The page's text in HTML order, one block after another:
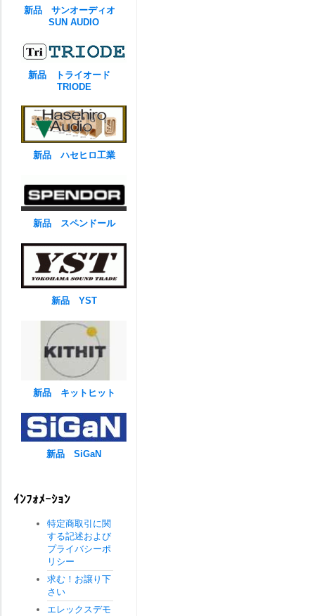
新品 サンオーディオ
SUN AUDIO
新品 トライオード
TRIODE
新品 ハセヒロ工業
新品 スペンドール
新品 YST
新品 キットヒット
新品 SiGaN
ｲﾝﾌｫﾒｰｼｮﾝ
特定商取引に関
する記述および
プライバシーポ
リシー
求む！お譲り下
さい
エレックスデモ